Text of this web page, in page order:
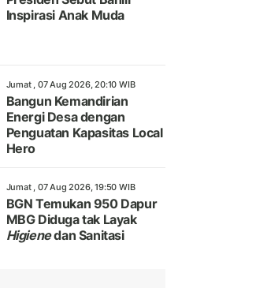
Inspirasi Anak Muda
Jumat , 07 Aug 2026, 20:10 WIB
Bangun Kemandirian
Energi Desa dengan
Penguatan Kapasitas Local
Hero
Jumat , 07 Aug 2026, 19:50 WIB
BGN Temukan 950 Dapur
MBG Diduga tak Layak
Higienedan Sanitasi